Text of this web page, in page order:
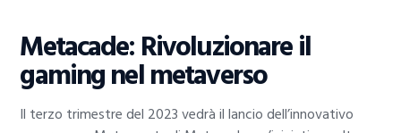
Metacade: Rivoluzionare il
gaming nel metaverso
Il terzo trimestre del 2023 vedrà il lancio dell’innovativo